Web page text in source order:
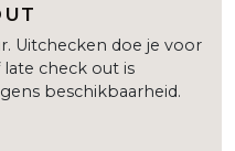
Uitchecken doe je voor
late check out is
beschikbaarheid.